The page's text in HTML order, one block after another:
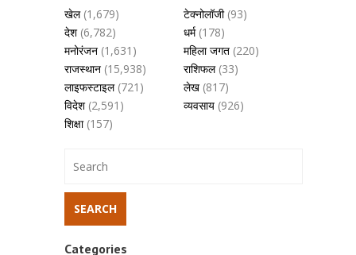
खेल(1,679) टेक्नोलॉजी(93)
देश(6,782) धर्म(178)
मनोरंजन (1,631) महिला जगत (220)
राजस्थान (15,938) राशिफल(33)
लाइफस्टाइल(721) लेख (817)
विदेश(2,591) व्यवसाय (926)
शिक्षा(157)
Categories